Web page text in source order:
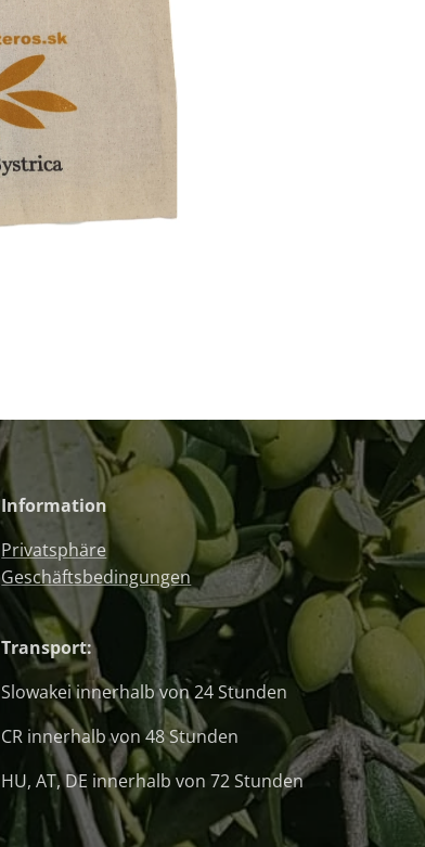
Information
Privatsphäre
Geschäftsbedingungen
Transport:
Slowakei innerhalb von 24 Stunden
CR innerhalb von 48 Stunden
HU, AT, DE innerhalb von 72 Stunden